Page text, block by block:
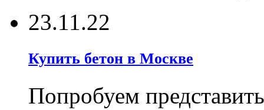
23.11.22
Купить бетон в Москве
Попробуем